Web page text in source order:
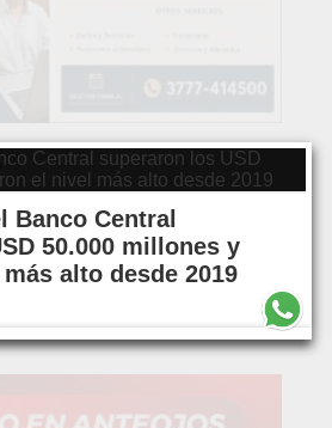
Banco Central
50.000 millones y
alto desde 2019